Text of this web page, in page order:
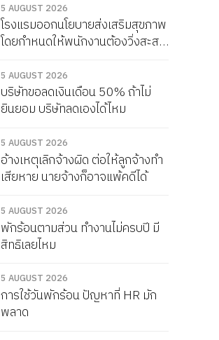
5 AUGUST 2026
โรงแรมออกนโยบายส่งเสริมสุขภาพ
โดยกำหนดให้พนักงานต้องวิ่งสะสม
ไม่ครบจะถูกหัก Service Charge
แบบนี้ผิดกฎหมายไหม
5 AUGUST 2026
บริษัทขอลดเงินเดือน 50% ถ้าไม่
ยินยอม บริษัทลดเองได้ไหม
5 AUGUST 2026
อ้างเหตุเลิกจ้างผิด ต่อให้ลูกจ้างทำ
เสียหาย นายจ้างก็อาจแพ้คดีได้
5 AUGUST 2026
พักร้อนตามส่วน ทำงานไม่ครบปี มี
สิทธิเลยไหม
5 AUGUST 2026
การใช้วันพักร้อน ปัญหาที่ HR มัก
พลาด